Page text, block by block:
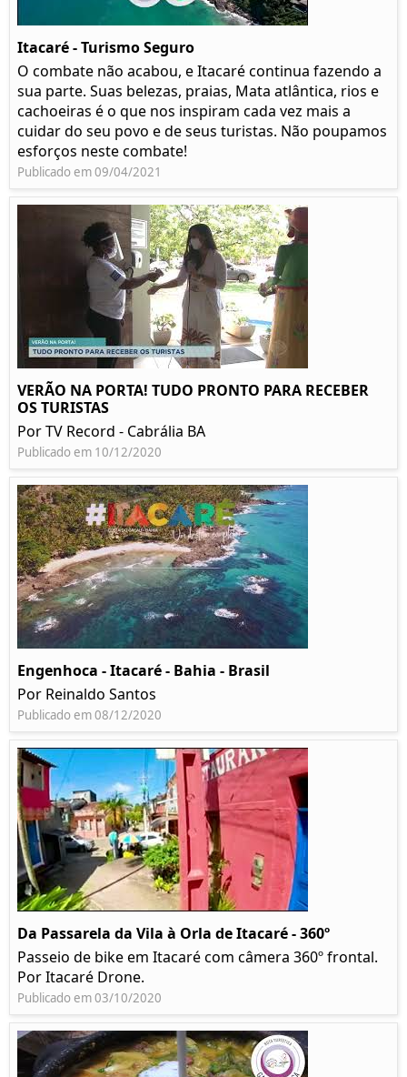
Itacaré - Turismo Seguro
O combate não acabou, e Itacaré continua fazendo a
sua parte. Suas belezas, praias, Mata atlântica, rios e
cachoeiras é o que nos inspiram cada vez mais a
cuidar do seu povo e de seus turistas. Não poupamos
esforços neste combate!
Publicado em 09/04/2021
VERÃO NA PORTA! TUDO PRONTO PARA RECEBER
OS TURISTAS
Por TV Record - Cabrália BA
Publicado em 10/12/2020
Engenhoca - Itacaré - Bahia - Brasil
Por Reinaldo Santos
Publicado em 08/12/2020
Da Passarela da Vila à Orla de Itacaré - 360º
Passeio de bike em Itacaré com câmera 360º frontal.
Por Itacaré Drone.
Publicado em 03/10/2020